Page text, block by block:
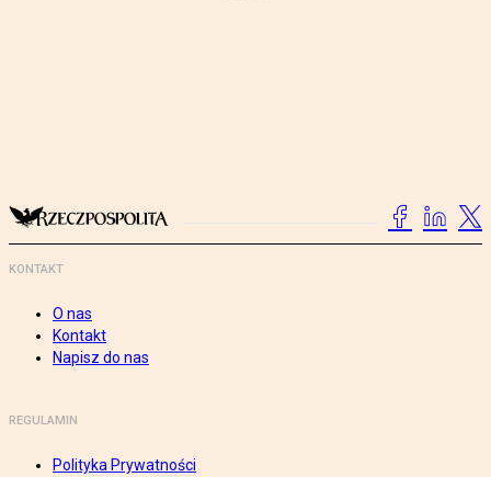
KONTAKT
O nas
Kontakt
Napisz do nas
REGULAMIN
Polityka Prywatności